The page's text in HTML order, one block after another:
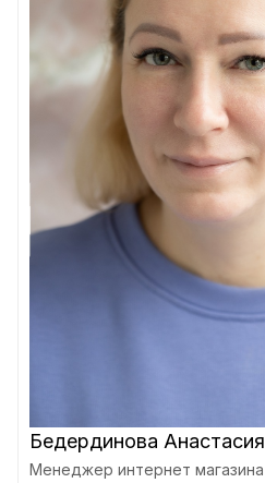
Бедердинова Анастасия
Менеджер интернет магазина